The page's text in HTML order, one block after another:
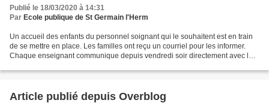
Publié le 18/03/2020 à 14:31
Par Ecole publique de St Germain l'Herm
Un accueil des enfants du personnel soignant qui le souhaitent est en train
de se mettre en place. Les familles ont reçu un courriel pour les informer.
Chaque enseignant communique depuis vendredi soir directement avec les
Article publié depuis Overblog